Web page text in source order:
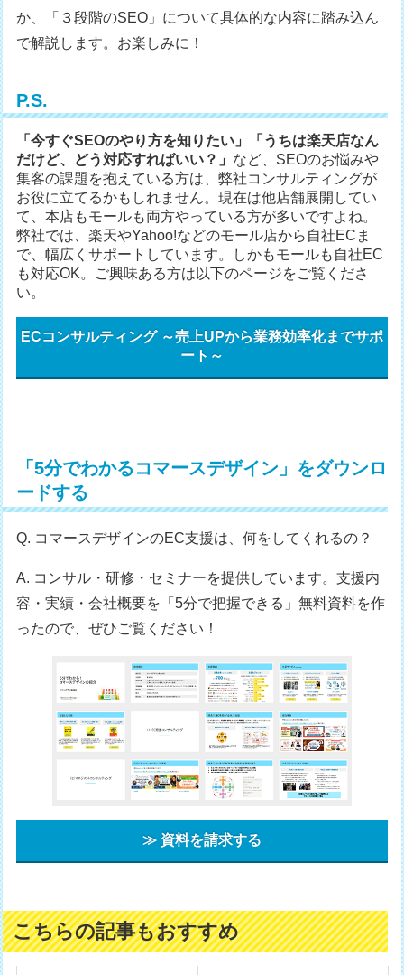
か、「３段階のSEO」について具体的な内容に踏み込ん
で解説します。お楽しみに！
P.S.
「今すぐSEOのやり方を知りたい」「うちは楽天店なん
だけど、どう対応すればいい？」 など、SEOのお悩みや
集客の課題を抱えている方は、弊社コンサルティングが
お役に立てるかもしれません。現在は他店舗展開してい
て、本店もモールも両方やっている方が多いですよね。
弊社では、楽天やYahoo!などのモール店から自社ECま
で、幅広くサポートしています。しかもモールも自社EC
も対応OK。ご興味ある方は以下のページをご覧くださ
い。
ECコンサルティング ～売上UPから業務効率化までサポ
ート～
「5分でわかるコマースデザイン」をダウンロ
ードする
Q. コマースデザインのEC支援は、何をしてくれるの？
A. コンサル・研修・セミナーを提供しています。支援内
容・実績・会社概要を「5分で把握できる」無料資料を作
ったので、ぜひご覧ください！
≫ 資料を請求する
こちらの記事もおすすめ